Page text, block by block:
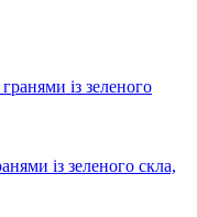
із зеленого скла,